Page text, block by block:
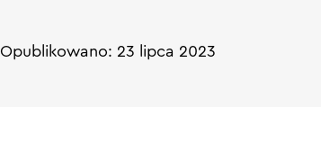
Opublikowano: 23 lipca 2023